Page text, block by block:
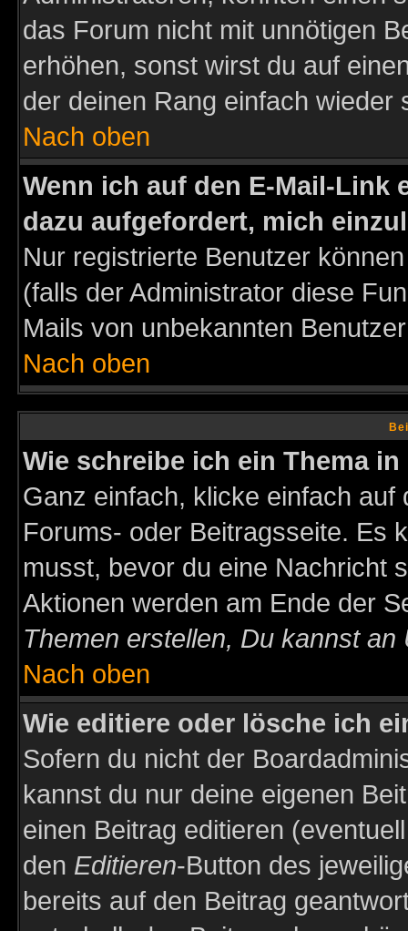
das Forum nicht mit unnötigen
erhöhen, sonst wirst du auf
der deinen Rang einfach wieder
Nach oben
Wenn ich auf den E-Mail-Link
dazu aufgefordert, mich
Nur registrierte Benutzer
(falls der Administrator diese
Mails von unbekannten
Nach oben
Wie schreibe ich ein Thema
Ganz einfach, klicke einfach
Forums- oder Beitragsseite. Es
musst, bevor du eine Nachricht
Aktionen werden am Ende der
Themen erstellen, Du kannst
Nach oben
Wie editiere oder lösche ich
Sofern du nicht der
kannst du nur deine eigenen
einen Beitrag editieren
den Editieren-Button des
bereits auf den Beitrag